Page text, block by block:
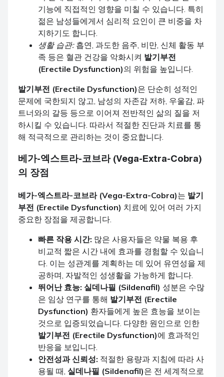
기능에 직접적인 영향을 미칠 수 있습니다. 특히
젊은 남성들에게서 심리적 요인이 큰 비중을 차
지하기도 합니다.
생활 습관:흡연, 과도한 음주, 비만, 신체 활동 부
족 등은 혈관 건강을 악화시켜 발기부전
(Erectile Dysfunction)의 위험을 높입니다.
발기부전 (Erectile Dysfunction)은 단순히 성적인
문제에 국한되지 않고, 남성의 자존감 저하, 우울감, 파
트너와의 갈등 등으로 이어져 전반적인 삶의 질을 저
하시킬 수 있습니다. 따라서 적절한 진단과 치료를 통
해 적극적으로 관리하는 것이 중요합니다.
베가-엑스트라-코브라 (Vega-Extra-Cobra)
의 장점
베가-엑스트라-코브라 (Vega-Extra-Cobra)는 발기
부전 (Erectile Dysfunction) 치료에 있어 여러 가지
중요한 장점을 제공합니다.
빠른 작용 시간: 많은 사용자들은 약물 복용 후
비교적 짧은 시간 내에 효과를 경험할 수 있습니
다. 이는 성관계를 계획하는 데 있어 유연성을 제
공하며, 자발적인 성생활을 가능하게 합니다.
뛰어난 효능: 실데나필 (Sildenafil) 성분은 수많
은 임상 연구를 통해 발기부전 (Erectile
Dysfunction) 환자들에게 높은 효능을 보이는
것으로 입증되었습니다. 다양한 원인으로 인한
발기부전 (Erectile Dysfunction)에 효과적인
반응을 보입니다.
안전성과 신뢰성: 적절한 용량과 지침에 따라 사
용될 때, 실데나필 (Sildenafil)은 전 세계적으로